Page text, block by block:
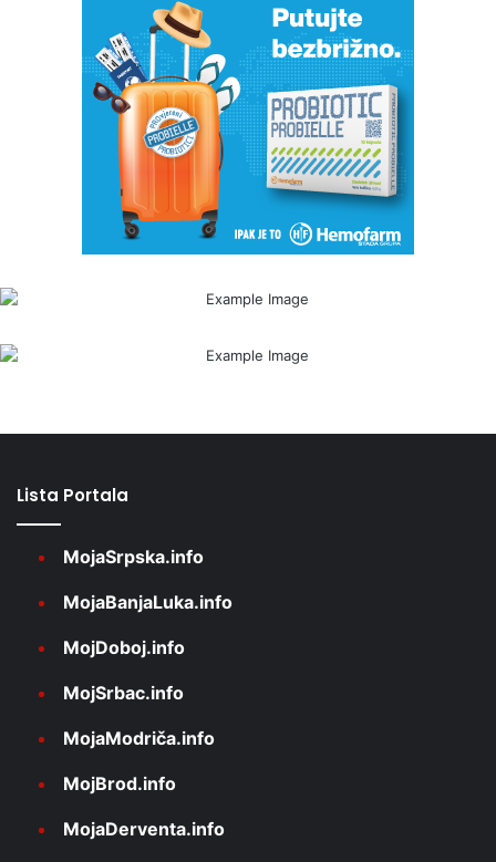
Lista Portala
MojaSrpska.info
MojaBanjaLuka.info
MojDoboj.info
MojSrbac.info
MojaModriča.info
MojBrod.info
MojaDerventa.info